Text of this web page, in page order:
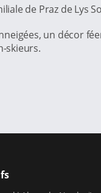
de Praz de Lys
un décor
skieurs.